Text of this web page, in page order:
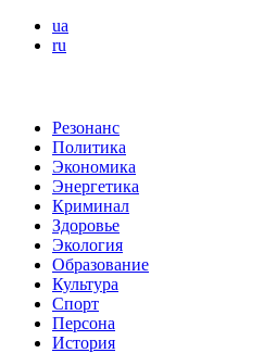
ua
ru
Резонанс
Политика
Экономика
Энергетика
Криминал
Здоровье
Экология
Образование
Культура
Спорт
Персона
История